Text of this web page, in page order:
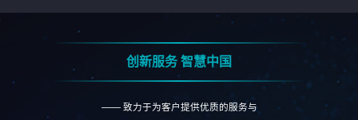
创新服务 智慧中国
—— 致力于为客户提供优质的服务与